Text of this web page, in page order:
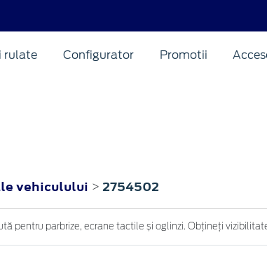
rulate Configurator Promotii
vehiculului > 2754502
pentru parbrize, ecrane tactile și oglinzi. Obțineți